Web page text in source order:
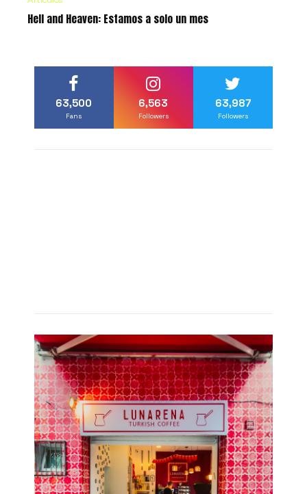
Hell and Heaven: Estamos a solo un mes
63,500
Fans
6,563
Followers
63,987
Followers